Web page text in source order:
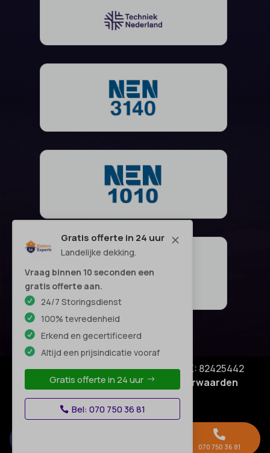
M
Gratis offerte in 24 uur
Landelijke dekking.
Vraag binnen 10 seconden een
gratis offerte aan.
24/7 Storingsdienst
100% tevredenheid
Erkend en gecertificeerd
Altijd een prijsindicatie vooraf
Gratis offerte in 24 uur
Bel: 070 750 36 81
© Copyright SA Elektro Experts - KVK: 82425442
Privacyverklaring|Algemene voorwaarden
Disclaimer–

070 750 36 81